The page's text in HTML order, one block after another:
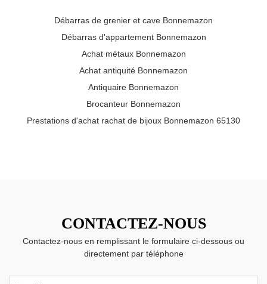
Débarras de grenier et cave Bonnemazon
Débarras d'appartement Bonnemazon
Achat métaux Bonnemazon
Achat antiquité Bonnemazon
Antiquaire Bonnemazon
Brocanteur Bonnemazon
Prestations d'achat rachat de bijoux Bonnemazon 65130
CONTACTEZ-NOUS
Contactez-nous en remplissant le formulaire ci-dessous ou
directement par téléphone